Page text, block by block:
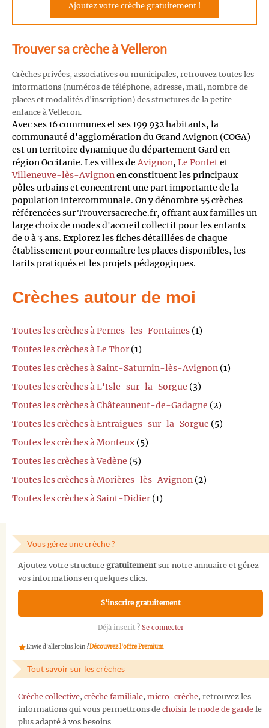
Ajoutez votre crèche gratuitement !
Trouver sa crèche à Velleron
Crèches privées, associatives ou municipales, retrouvez toutes les
informations (numéros de téléphone, adresse, mail, nombre de
places et modalités d'inscription) des structures de la petite
enfance à Velleron.
Avec ses 16 communes et ses 199 932 habitants, la
communauté d'agglomération du Grand Avignon (COGA)
est un territoire dynamique du département Gard en
région Occitanie. Les villes deAvignon, Le Pontetet
Villeneuve-lès-Avignonen constituent les principaux
pôles urbains et concentrent une part importante de la
population intercommunale. On y dénombre 55 crèches
référencées sur Trouversacreche.fr, offrant aux familles un
large choix de modes d'accueil collectif pour les enfants
de 0 à 3 ans. Explorez les fiches détaillées de chaque
établissement pour connaître les places disponibles, les
tarifs pratiqués et les projets pédagogiques.
Crèches autour de moi
Toutes les crèches à Pernes-les-Fontaines (1)
Toutes les crèches à Le Thor (1)
Toutes les crèches à Saint-Saturnin-lès-Avignon (1)
Toutes les crèches à L'Isle-sur-la-Sorgue (3)
Toutes les crèches à Châteauneuf-de-Gadagne (2)
Toutes les crèches à Entraigues-sur-la-Sorgue (5)
Toutes les crèches à Monteux(5)
Toutes les crèches à Vedène (5)
Toutes les crèches à Morières-lès-Avignon (2)
Toutes les crèches à Saint-Didier (1)
Vous gérez une crèche ?
Ajoutez votre structure gratuitementsur notre annuaire et gérez
vos informations en quelques clics.
S'inscrire gratuitement
Déjà inscrit ? Se connecter
Envie d'aller plus loin ?Découvrez l'offre Premium
Tout savoir sur les crèches
Crèche collective, crèche familiale, micro-crèche, retrouvez les
informations qui vous permettrons de choisir le mode de garde le
plus adapté à vos besoins